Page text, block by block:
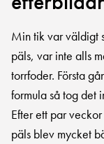
Min tik var väldigt
päls, var inte alls
torrfoder. Första
formula så tog det
Efter ett par
päls blev mycket